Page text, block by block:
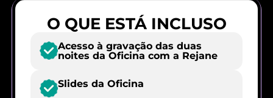
O QUE ESTÁ INCLUSO
Acesso à gravação das duas
noites da Oficina com a Rejane
Slides da Oficina